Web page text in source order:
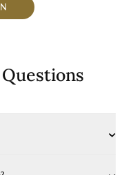
Material, das durch